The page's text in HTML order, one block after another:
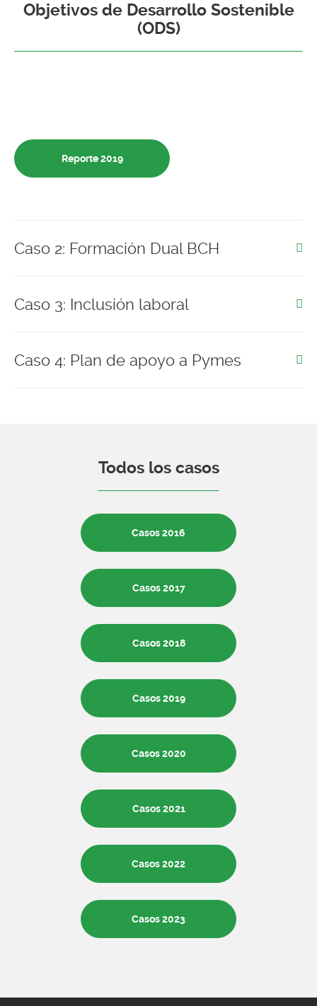
Objetivos de Desarrollo Sostenible
(ODS)
Reporte 2019
Caso 2: Formación Dual BCH
Caso 3: Inclusión laboral
Caso 4: Plan de apoyo a Pymes
Todos los casos
Casos 2016
Casos 2017
Casos 2018
Casos 2019
Casos 2020
Casos 2021
Casos 2022
Casos 2023